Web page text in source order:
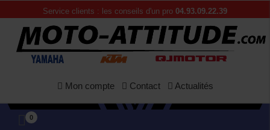
Service clients : les conseils d'un pro 04.93.09.22.39
Mon compte Contact Actualités
0